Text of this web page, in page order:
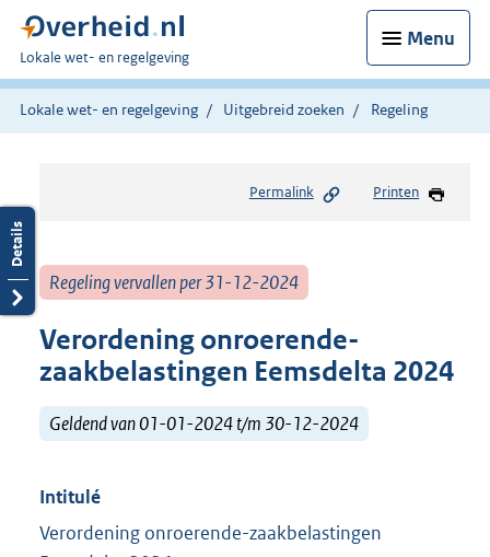
Menu
U
bent
hier:
Lokale wet- en regelgeving
Lokale wet- en regelgeving Uitgebreid zoeken Regeling
Permalink Printen
Regeling vervallen per 31-12-2024
Verordening onroerende-
zaakbelastingen Eemsdelta 2024
Geldend van 01-01-2024 t/m 30-12-2024
Intitulé
Verordening onroerende-zaakbelastingen